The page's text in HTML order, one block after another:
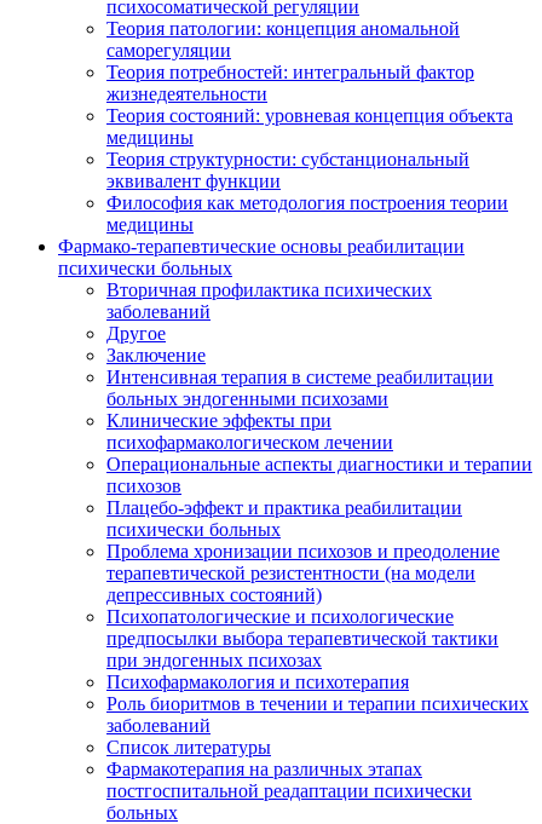
психосоматической регуляции
Теория патологии: концепция аномальной
саморегуляции
Теория потребностей: интегральный фактор
жизнедеятельности
Теория состояний: уровневая концепция объекта
медицины
Теория структурности: субстанциональный
эквивалент функции
Философия как методология построения теории
медицины
Фармако-терапевтические основы реабилитации
психически больных
Вторичная профилактика психических
заболеваний
Другое
Заключение
Интенсивная терапия в системе реабилитации
больных эндогенными психозами
Клинические эффекты при
психофармакологическом лечении
Операциональные аспекты диагностики и терапии
психозов
Плацебо-эффект и практика реабилитации
психически больных
Проблема хронизации психозов и преодоление
терапевтической резистентности (на модели
депрессивных состояний)
Психопатологические и психологические
предпосылки выбора терапевтической тактики
при эндогенных психозах
Психофармакология и психотерапия
Роль биоритмов в течении и терапии психических
заболеваний
Список литературы
Фармакотерапия на различных этапах
постгоспитальной реадаптации психически
больных